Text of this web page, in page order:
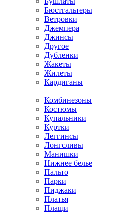
Бюстгальтеры
Ветровки
Джемпера
Джинсы
Другое
Дубленки
Жакеты
Жилеты
Кардиганы
Комбинезоны
Костюмы
Купальники
Куртки
Леггинсы
Лонгсливы
Манишки
Нижнее белье
Пальто
Парки
Пиджаки
Платья
Плащи